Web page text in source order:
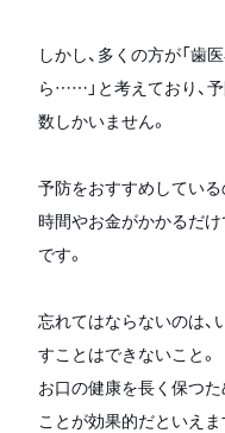
しかし、多くの方が「
ら……」と考えており、
数しかいません。
予防をおすすめしてい
時間やお金がかかるだ
です。
忘れてはならないのは
すことはできないこと。
お口の健康を長く保つ
ことが効果的だといえま